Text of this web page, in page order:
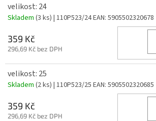
velikost: 24
Skladem (3 ks) | 110P523/24EAN: 5905502320678
359 Kč
296,69 Kč bez DPH
velikost: 25
Skladem (2 ks) | 110P523/25 EAN: 5905502320685
359 Kč
296,69 Kč bez DPH